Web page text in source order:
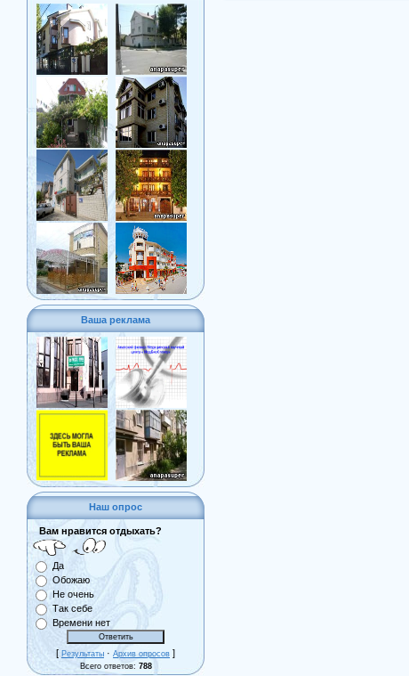
Ваша реклама
Наш опрос
Вам нравится отдыхать?
Да
Обожаю
Не очень
Так себе
Времени нет
[ Результаты · Архив опросов ]
Всего ответов: 788